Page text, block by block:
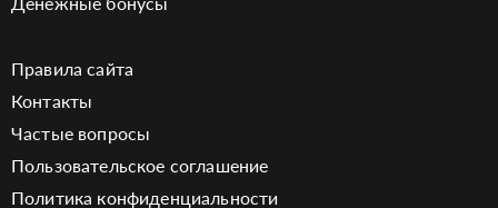
Правила сайта
Контакты
Частые вопросы
Пользовательское соглашение
Политика конфиденциальности